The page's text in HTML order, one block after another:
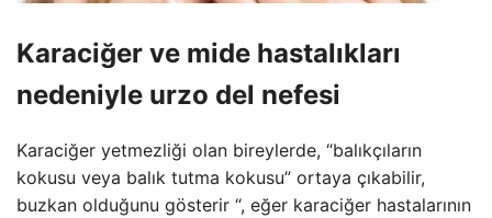
Karaciğer ve mide hastalıkları
nedeniyle urzo del nefesi
Karaciğer yetmezliği olan bireylerde, “balıkçıların
kokusu veya balık tutma kokusu” ortaya çıkabilir,
buzkan olduğunu gösterir “, eğer karaciğer hastalarının